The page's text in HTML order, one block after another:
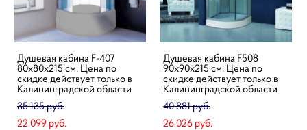
Душевая кабина F-407
80х80х215 см. Цена по
скидке действует только в
Калининградской области
35 135 pуб.
22 099 pуб.
Душевая кабина F508
90x90х215 см. Цена по
скидке действует только в
Калининградской области
40 881 pуб.
26 026 pуб.